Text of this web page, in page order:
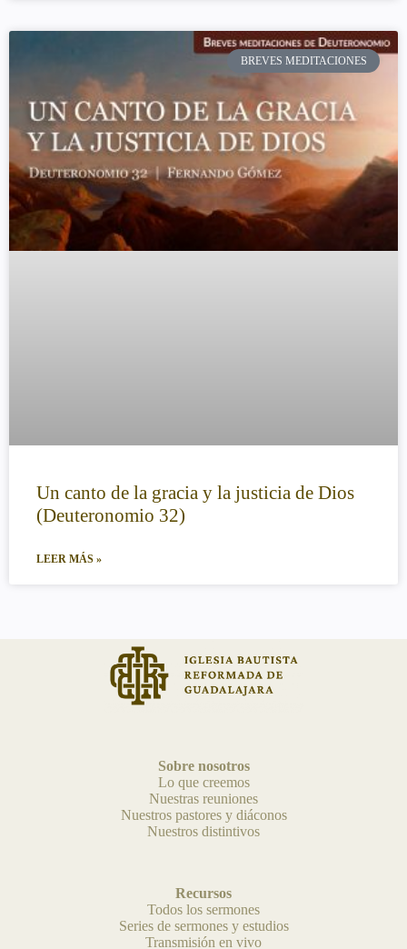
BREVES MEDITACIONES
Un canto de la gracia y la justicia de Dios
(Deuteronomio 32)
LEER MÁS »
Sobre nosotros
Lo que creemos
Nuestras reuniones
Nuestros pastores y diáconos
Nuestros distintivos
Recursos
Todos los sermones
Series de sermones y estudios
Transmisión en vivo